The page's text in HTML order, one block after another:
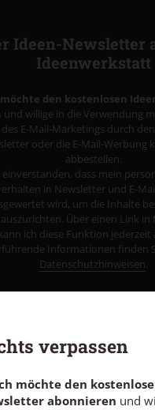
Ideen-Newsletter
Ideenwerkstatt
möchte den kostenlosen
und willige in die Verwendung
E-Mail-Marketings durch
oder die E-Mail-Werbung
abbestellen.
einverstanden, dass mein
in Newsletter und E-
wird, um die Inhalte
auszurichten. Über einen Link in
ich diese Funktion jederzeit
Informationen finden
Datenschutzhinweisen.
verpassen
möchte den
abonnieren und